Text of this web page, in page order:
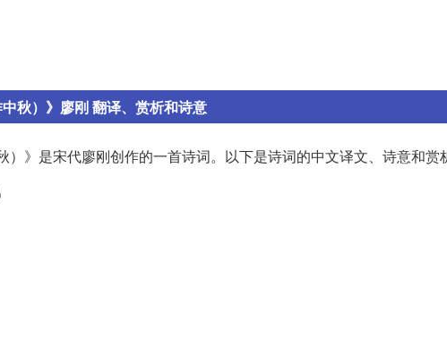
秋）》廖刚 翻译、赏析和诗意
）》是宋代廖刚创作的一首诗词。以下是诗词的中文译文、诗意和赏